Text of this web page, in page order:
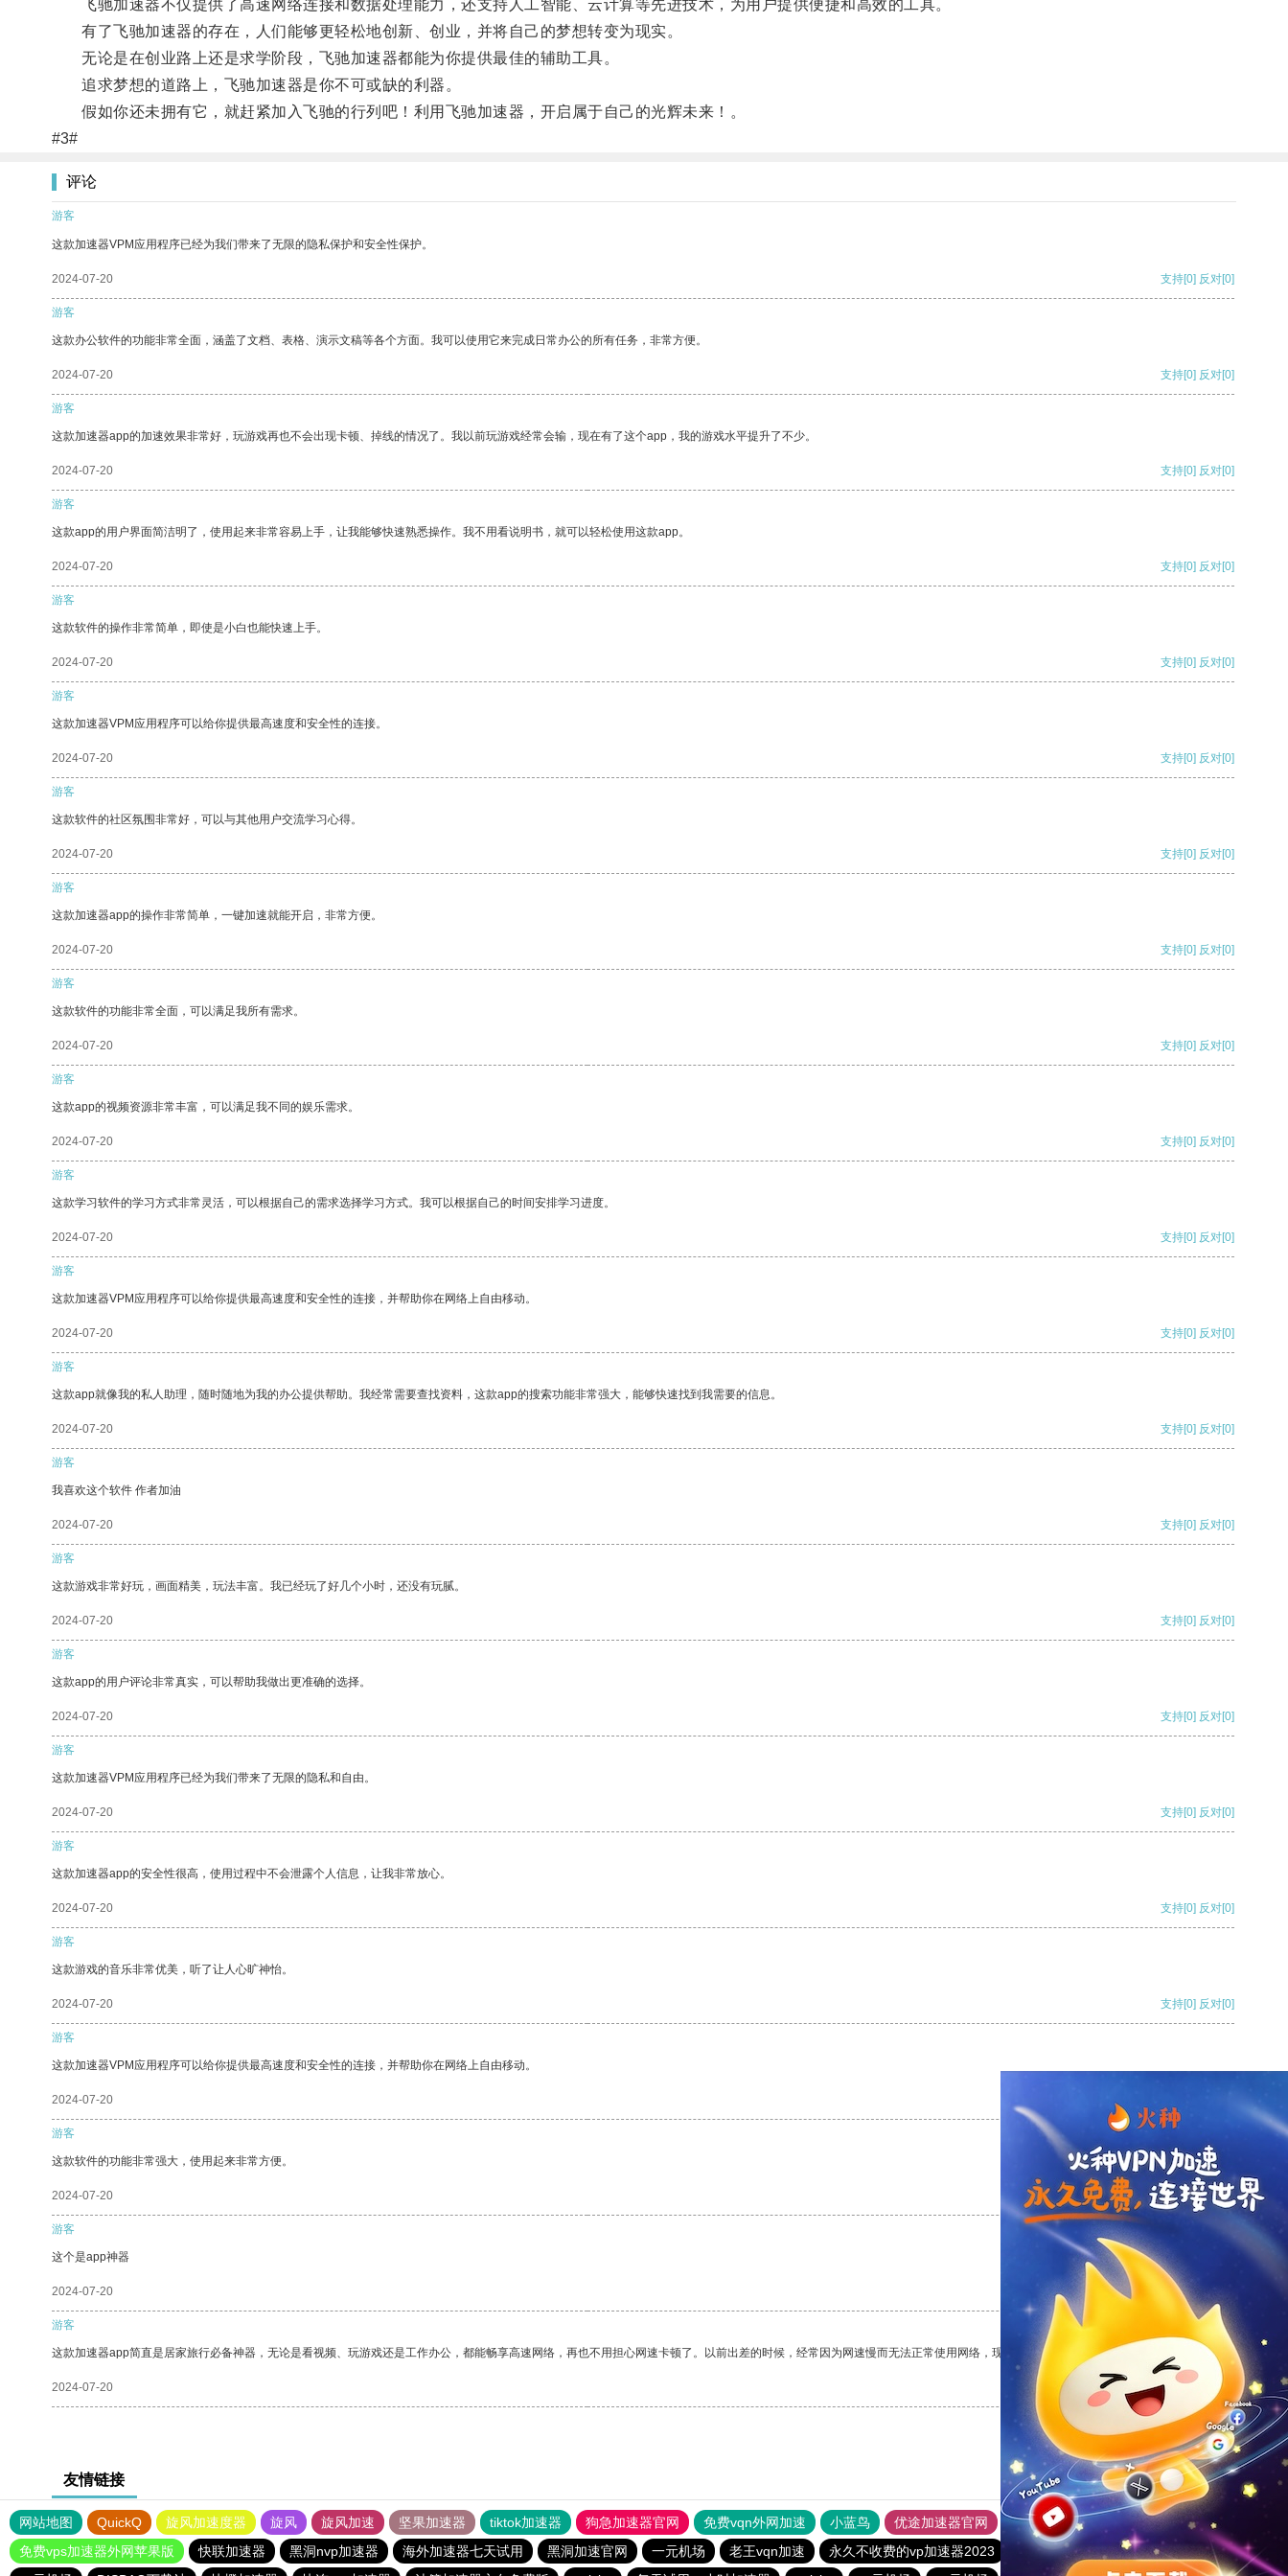
飞驰加速器不仅提供了高速网络连接和数据处理能力，还支持人工智能、云计算等先进技术，为用户提供便捷和高效的工具。
有了飞驰加速器的存在，人们能够更轻松地创新、创业，并将自己的梦想转变为现实。
无论是在创业路上还是求学阶段，飞驰加速器都能为你提供最佳的辅助工具。
追求梦想的道路上，飞驰加速器是你不可或缺的利器。
假如你还未拥有它，就赶紧加入飞驰的行列吧！利用飞驰加速器，开启属于自己的光辉未来！。
#3#
评论
游客
这款加速器VPM应用程序已经为我们带来了无限的隐私保护和安全性保护。
2024-07-20 支持[0] 反对[0]
游客
这款办公软件的功能非常全面，涵盖了文档、表格、演示文稿等各个方面。我可以使用它来完成日常办公的所有任务，非常方便。
2024-07-20 支持[0] 反对[0]
游客
这款加速器app的加速效果非常好，玩游戏再也不会出现卡顿、掉线的情况了。我以前玩游戏经常会输，现在有了这个app，我的游戏水平提升了不少。
2024-07-20 支持[0] 反对[0]
游客
这款app的用户界面简洁明了，使用起来非常容易上手，让我能够快速熟悉操作。我不用看说明书，就可以轻松使用这款app。
2024-07-20 支持[0] 反对[0]
游客
这款软件的操作非常简单，即使是小白也能快速上手。
2024-07-20 支持[0] 反对[0]
游客
这款加速器VPM应用程序可以给你提供最高速度和安全性的连接。
2024-07-20 支持[0] 反对[0]
游客
这款软件的社区氛围非常好，可以与其他用户交流学习心得。
2024-07-20 支持[0] 反对[0]
游客
这款加速器app的操作非常简单，一键加速就能开启，非常方便。
2024-07-20 支持[0] 反对[0]
游客
这款软件的功能非常全面，可以满足我所有需求。
2024-07-20 支持[0] 反对[0]
游客
这款app的视频资源非常丰富，可以满足我不同的娱乐需求。
2024-07-20 支持[0] 反对[0]
游客
这款学习软件的学习方式非常灵活，可以根据自己的需求选择学习方式。我可以根据自己的时间安排学习进度。
2024-07-20 支持[0] 反对[0]
游客
这款加速器VPM应用程序可以给你提供最高速度和安全性的连接，并帮助你在网络上自由移动。
2024-07-20 支持[0] 反对[0]
游客
这款app就像我的私人助理，随时随地为我的办公提供帮助。我经常需要查找资料，这款app的搜索功能非常强大，能够快速找到我需要的信息。
2024-07-20 支持[0] 反对[0]
游客
我喜欢这个软件 作者加油
2024-07-20 支持[0] 反对[0]
游客
这款游戏非常好玩，画面精美，玩法丰富。我已经玩了好几个小时，还没有玩腻。
2024-07-20 支持[0] 反对[0]
游客
这款app的用户评论非常真实，可以帮助我做出更准确的选择。
2024-07-20 支持[0] 反对[0]
游客
这款加速器VPM应用程序已经为我们带来了无限的隐私和自由。
2024-07-20 支持[0] 反对[0]
游客
这款加速器app的安全性很高，使用过程中不会泄露个人信息，让我非常放心。
2024-07-20 支持[0] 反对[0]
游客
这款游戏的音乐非常优美，听了让人心旷神怡。
2024-07-20 支持[0] 反对[0]
游客
这款加速器VPM应用程序可以给你提供最高速度和安全性的连接，并帮助你在网络上自由移动。
2024-07-20
游客
这款软件的功能非常强大，使用起来非常方便。
2024-07-20 支持 [0] 反对[0]
游客
这个是app神器
2024-07-20 支持[0] 反对
游客
这款加速器app简直是居家旅行必备神器，无论是看视频、玩游戏还是工作办公，都能畅享高速网络，再也不用担心网速卡顿了。以前出差的时候，经常因为网速慢而无法正常使用网络，现在有了这个app，我再也不用担心了。
2024-07-20 支持[0] 反对[0]
友情链接
网站地图 QuickQ 旋风加速度器 旋风 旋风加速 坚果加速器 tiktok加速器 狗急加速器官网 免费vqn外网加速 小蓝鸟 优途加速器官网 风驰加速器 旋风加速器
八戒看书
免费vps加速器外网苹果版
快联加速器 黑洞nvp加速器 海外加速器七天试用 黑洞加速官网 一元机场 老王vqn加速 永久不收费的vp加速器2023 酷通vp加速器
油管加速器